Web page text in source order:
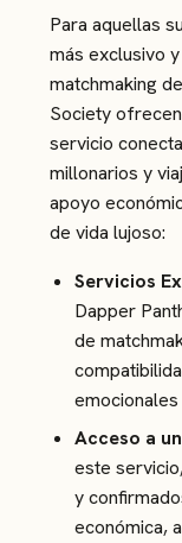
Para aquellas
más exclusivo
matchmaking
Society
servicio
millonarios y
apoyo
de vida lujoso:
Servicios
Dapper
de
Acceso a
este
y
económica,